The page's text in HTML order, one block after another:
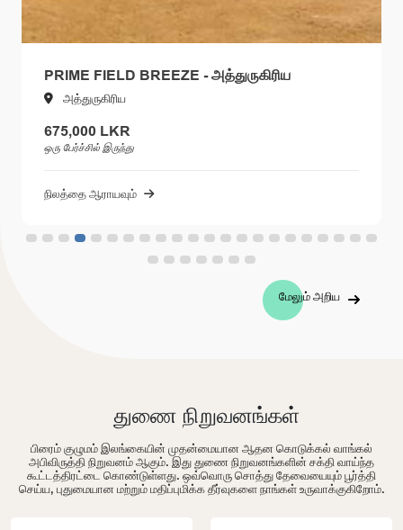
PRIME FIELD BREEZE - அத்துருகிரிய
அத்துருகிரிய
675,000 LKR
ஒரு பேர்ச்சில் இருந்து
நிலத்தை ஆராயவும்
மேலும் அறிய
துணை நிறுவனங்கள்
பிரைம் குழுமம் இலங்கையின் முதன்மையான ஆதன கொடுக்கல் வாங்கல்
அபிவிருத்தி நிறுவனம் ஆகும். இது துணை நிறுவனங்களின் சக்தி வாய்ந்த
கூட்டத்திரட்டை கொண்டுள்ளது. ஒவ்வொரு சொத்து தேவையையும் பூர்த்தி
செய்ய, புதுமையான மற்றும் மதிப்புமிக்க தீர்வுகளை நாங்கள் உருவாக்குகிறோம்.